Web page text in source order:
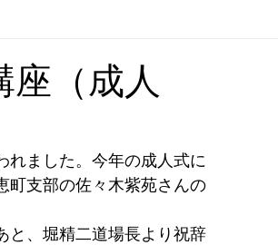
座（成人
ました。今年の成人式に
町支部の佐々木紫苑さんの
と、堀精二道場長より祝辞